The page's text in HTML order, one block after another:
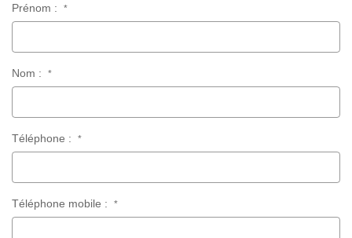
Prénom : *
Nom : *
Téléphone : *
Téléphone mobile : *